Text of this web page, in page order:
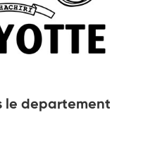
le departement